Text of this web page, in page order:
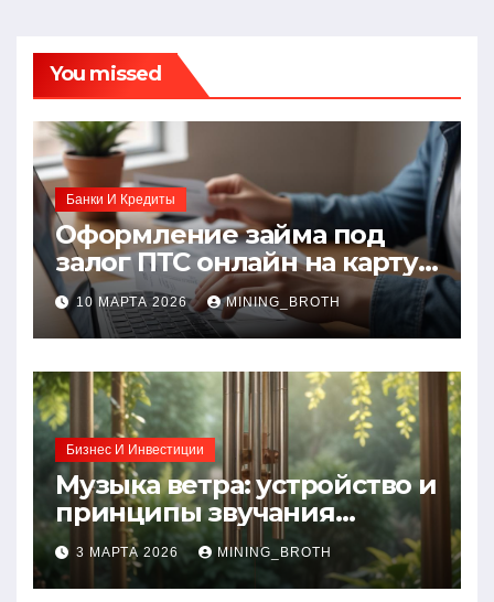
You missed
Банки И Кредиты
Оформление займа под
залог ПТС онлайн на карту
без визита в офис: порядок,
требования и документы
10 МАРТА 2026 MINING_BROTH
Бизнес И Инвестиции
Музыка ветра: устройство и
принципы звучания
колокольчиков
3 МАРТА 2026 MINING_BROTH